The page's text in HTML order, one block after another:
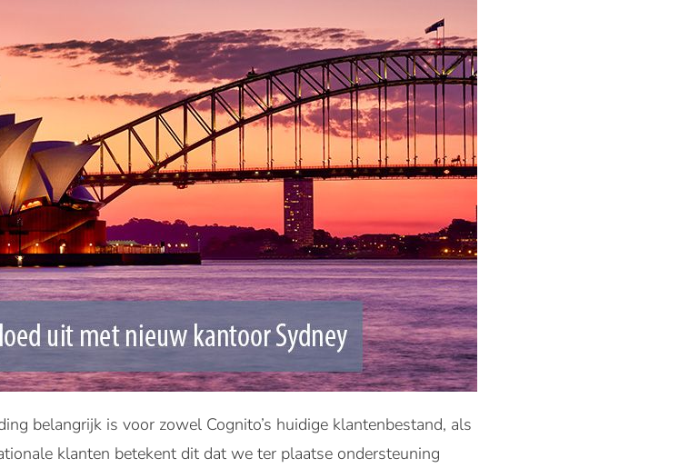
belangrijk is voor zowel Cognito’s huidige klantenbestand, als
klanten betekent dit dat we ter plaatse ondersteuning